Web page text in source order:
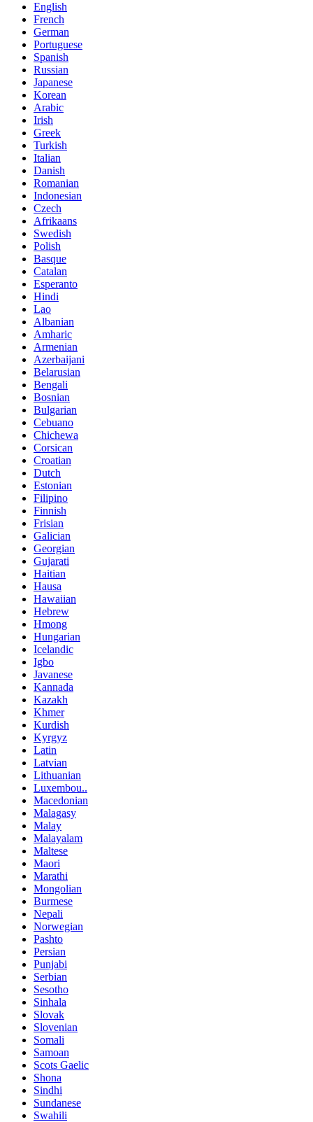
English
French
German
Portuguese
Spanish
Russian
Japanese
Korean
Arabic
Irish
Greek
Turkish
Italian
Danish
Romanian
Indonesian
Czech
Afrikaans
Swedish
Polish
Basque
Catalan
Esperanto
Hindi
Lao
Albanian
Amharic
Armenian
Azerbaijani
Belarusian
Bengali
Bosnian
Bulgarian
Cebuano
Chichewa
Corsican
Croatian
Dutch
Estonian
Filipino
Finnish
Frisian
Galician
Georgian
Gujarati
Haitian
Hausa
Hawaiian
Hebrew
Hmong
Hungarian
Icelandic
Igbo
Javanese
Kannada
Kazakh
Khmer
Kurdish
Kyrgyz
Latin
Latvian
Lithuanian
Luxembou..
Macedonian
Malagasy
Malay
Malayalam
Maltese
Maori
Marathi
Mongolian
Burmese
Nepali
Norwegian
Pashto
Persian
Punjabi
Serbian
Sesotho
Sinhala
Slovak
Slovenian
Somali
Samoan
Scots Gaelic
Shona
Sindhi
Sundanese
Swahili